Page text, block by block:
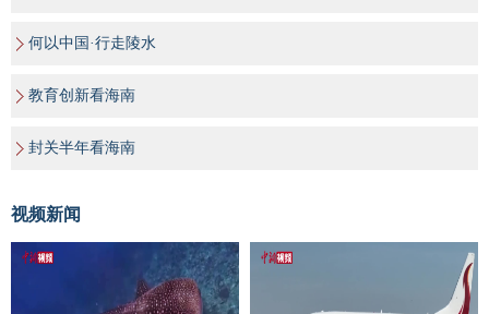
何以中国·行走陵水
教育创新看海南
封关半年看海南
视频新闻